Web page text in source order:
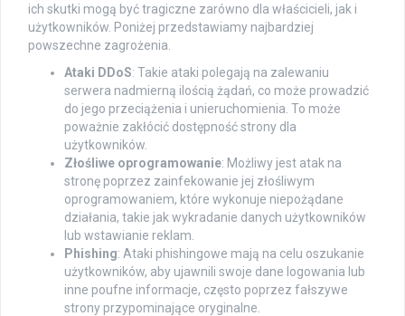
ich skutki mogą być tragiczne zarówno dla właścicieli, jak i
użytkowników. Poniżej przedstawiamy najbardziej
powszechne zagrożenia.
Ataki DDoS: Takie ataki polegają na zalewaniu
serwera nadmierną ilością żądań, co może prowadzić
do jego przeciążenia i unieruchomienia. To może
poważnie zakłócić dostępność strony dla
użytkowników.
Złośliwe oprogramowanie: Możliwy jest atak na
stronę poprzez zainfekowanie jej złośliwym
oprogramowaniem, które wykonuje niepożądane
działania, takie jak wykradanie danych użytkowników
lub wstawianie reklam.
Phishing: Ataki phishingowe mają na celu oszukanie
użytkowników, aby ujawnili swoje dane logowania lub
inne poufne informacje, często poprzez fałszywe
strony przypominające oryginalne.